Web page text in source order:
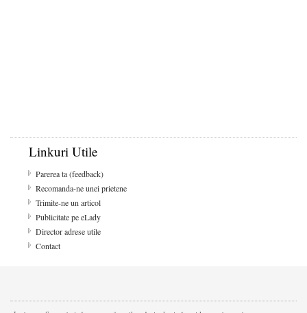
Linkuri Utile
Parerea ta (feedback)
Recomanda-ne unei prietene
Trimite-ne un articol
Publicitate pe eLady
Director adrese utile
Contact